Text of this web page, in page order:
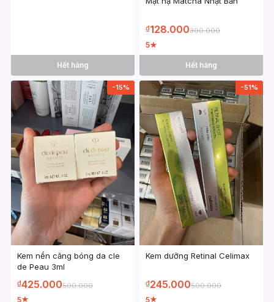
Hết hàng
₫128.000300.000
5★
Hết hàng
-15%
Kem nền căng bóng da cle
de Peau 3ml
₫425.000500.000
5★
-51%
Kem dưỡng Retinal Celimax
₫245.000500.000
5★